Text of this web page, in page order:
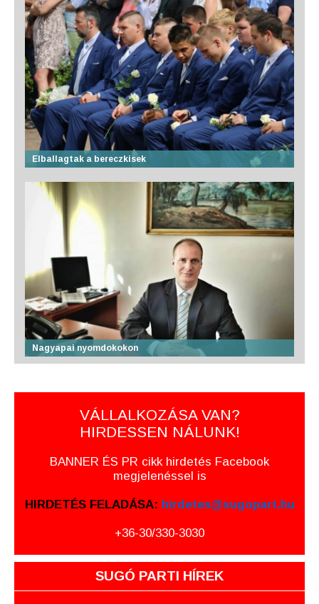
Elballagtak a bereczkisek
Nagyapai nyomdokokon
VÁLLALKOZÁSA VAN?
HIRDESSEN NÁLUNK!
BANNER ÉS PR cikk hirdetés Facebook
megjelenéssel is
HIRDETÉS FELADÁSA: hirdetes@sugopart.hu
+36-30/330-3030
SUGÓ PARTI HÍREK